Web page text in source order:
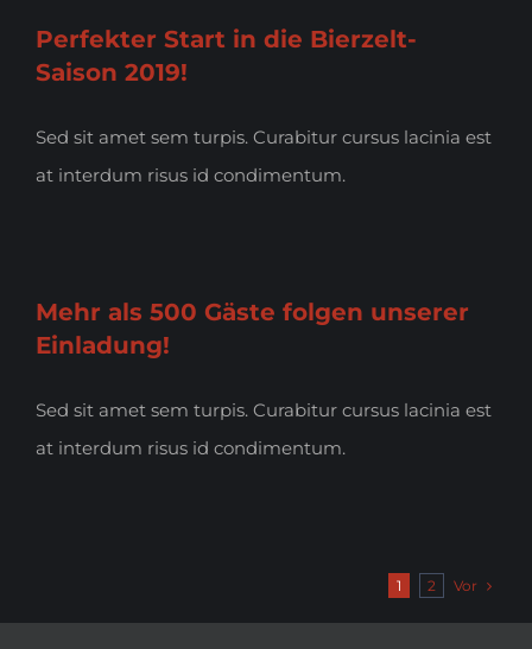
Perfekter Start in die Bierzelt-
Saison 2019!
Sed sit amet sem turpis. Curabitur cursus lacinia est
at interdum risus id condimentum.
Mehr als 500 Gäste folgen unserer
Einladung!
Sed sit amet sem turpis. Curabitur cursus lacinia est
at interdum risus id condimentum.
1 2 Vor